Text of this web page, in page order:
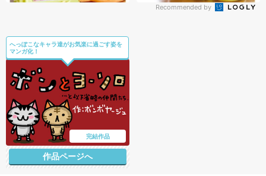
Recommended by
へっぽこなキャラ達がお気楽に過ごす姿を
マンガ化！
完結作品
作品ページへ